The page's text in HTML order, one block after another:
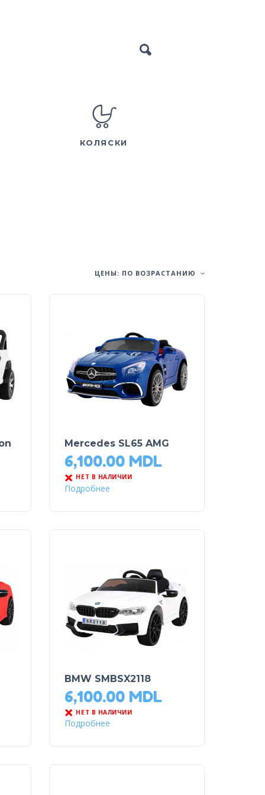
КОЛЯСКИ
ЦЕНЫ: ПО ВОЗРАСТАНИЮ
Mercedes SL65 AMG
6,100.00 MDL
НЕТ В НАЛИЧИИ
Подробнее
BMW SMBSX2118
6,100.00 MDL
НЕТ В НАЛИЧИИ
Подробнее